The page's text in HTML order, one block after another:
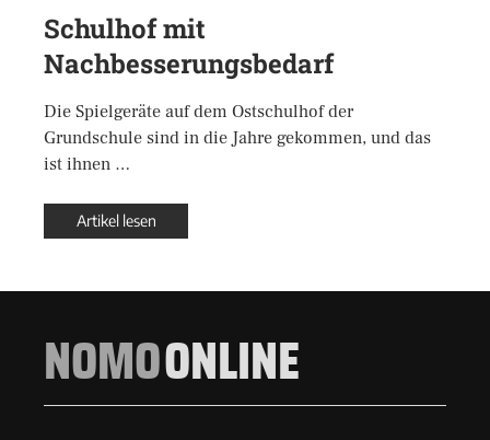
Schulhof mit
Nachbesserungsbedarf
Die Spielgeräte auf dem Ostschulhof der
Grundschule sind in die Jahre gekommen, und das
ist ihnen …
Artikel lesen
NOMOONLINE